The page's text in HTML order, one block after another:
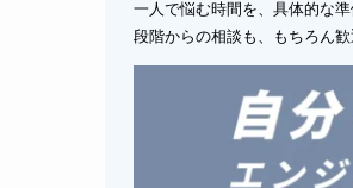
一人で悩む時間を、具体的な
段階からの相談も、もちろん